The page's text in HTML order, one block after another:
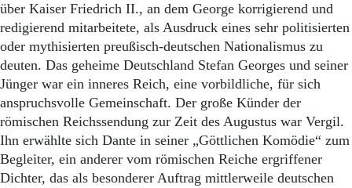
über Kaiser Friedrich II., an dem George korrigierend und
redigierend mitarbeitete, als Ausdruck eines sehr politisierten
oder mythisierten preußisch-deutschen Nationalismus zu
deuten. Das geheime Deutschland Stefan Georges und seiner
Jünger war ein inneres Reich, eine vorbildliche, für sich
anspruchsvolle Gemeinschaft. Der große Künder der
römischen Reichssendung zur Zeit des Augustus war Vergil.
Ihn erwählte sich Dante in seiner „Göttlichen Komödie“ zum
Begleiter, ein anderer vom römischen Reiche ergriffener
Dichter, das als besonderer Auftrag mittlerweile deutschen